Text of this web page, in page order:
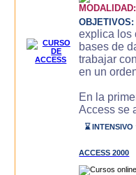
MODALIDAD:
OBJETIVOS:
explica los
bases de
trabajar
en un
En la
Access se
⌛ INTENSIVO
ACCESS 2000